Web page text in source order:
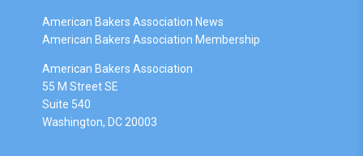
American Bakers Association News
American Bakers Association Membership
American Bakers Association
55 M Street SE
Suite 540
Washington, DC 20003